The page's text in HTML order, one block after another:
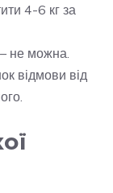
4-6 кг за
не можна.
відмови від